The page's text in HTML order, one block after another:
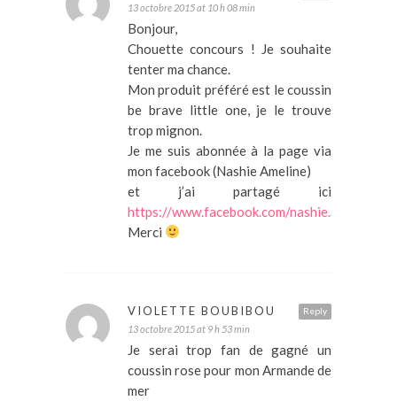
13 octobre 2015 at 10 h 08 min
Bonjour,
Chouette concours ! Je souhaite
tenter ma chance.
Mon produit préféré est le coussin
be brave little one, je le trouve
trop mignon.
Je me suis abonnée à la page via
mon facebook (Nashie Ameline)
et j’ai partagé ici
https://www.facebook.com/nashie.ameline/
Merci
Reply
VIOLETTE BOUBIBOU
13 octobre 2015 at 9 h 53 min
Je serai trop fan de gagné un
coussin rose pour mon Armande de
mer